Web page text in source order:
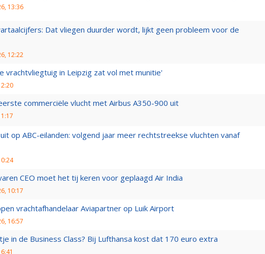
13:36
Dat vliegen duurder wordt, lijkt geen probleem voor de
12:22
vrachtvliegtuig in Leipzig zat vol met munitie'
commerciële vlucht met Airbus A350-900 uit
op ABC-eilanden: volgend jaar meer rechtstreekse vluchten vanaf
CEO moet het tij keren voor geplaagd Air India
10:17
vrachtafhandelaar Aviapartner op Luik Airport
16:57
in de Business Class? Bij Lufthansa kost dat 170 euro extra